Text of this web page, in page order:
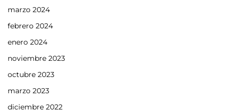
marzo 2024
febrero 2024
enero 2024
noviembre 2023
octubre 2023
marzo 2023
diciembre 2022